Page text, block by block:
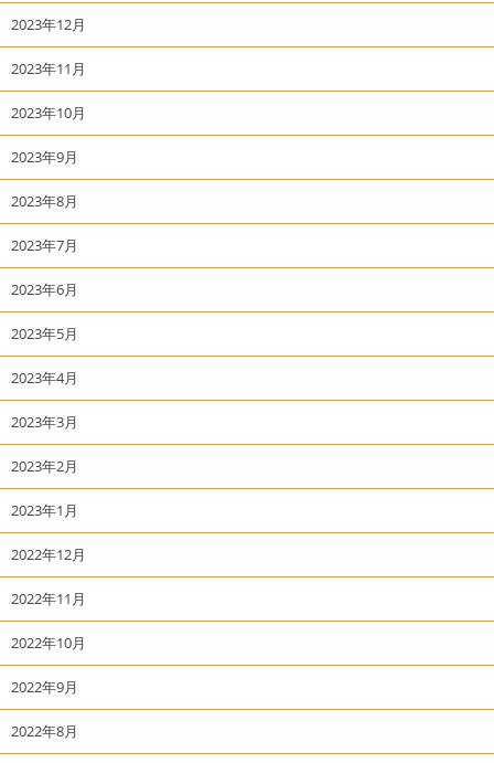
2023年12月
2023年11月
2023年10月
2023年9月
2023年8月
2023年7月
2023年6月
2023年5月
2023年4月
2023年3月
2023年2月
2023年1月
2022年12月
2022年11月
2022年10月
2022年9月
2022年8月